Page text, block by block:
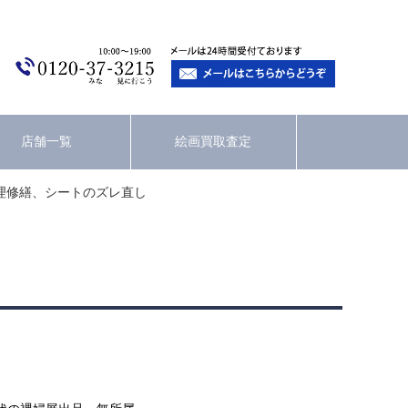
店舗一覧 絵画買取査定
繕、シートのズレ直し